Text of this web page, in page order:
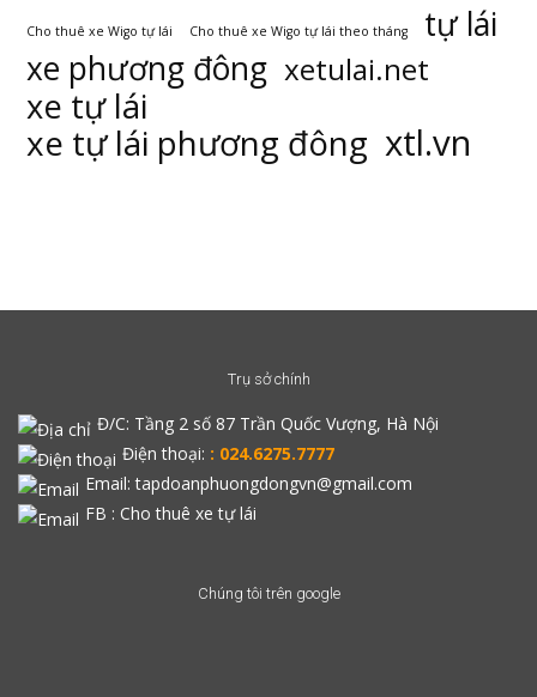
Cho thuê xe Wigo tự lái Cho thuê xe Wigo tự lái theo tháng
tự lái
xe phương đông xetulai.net
xe tự lái
xe tự lái phương đông xtl.vn
Trụ sở chính
Đ/C: Tầng 2 số 87 Trần Quốc Vượng, Hà Nội
Điện thoại: : 024.6275.7777
Email: tapdoanphuongdongvn@gmail.com
FB : Cho thuê xe tự lái
Chúng tôi trên google